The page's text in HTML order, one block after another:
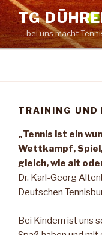
Zum
Inhalt
springen
TG
… bei uns macht
TRAINING UND
„Tennis ist ein
Wettkampf,
gleich, wie alt
Dr. Karl-Georg
Deutschen
Bei Kindern ist uns